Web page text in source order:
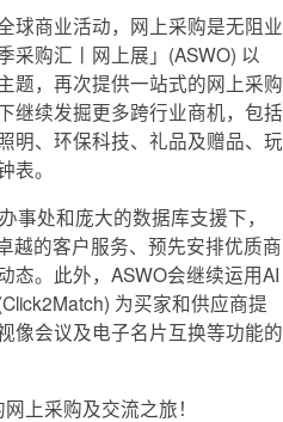
球商业活动，网上采购是无阻业
采购汇丨网上展」(ASWO) 以
题，再次提供一站式的网上采购
继续发掘更多跨行业商机，包括
明、环保科技、礼品及赠品、玩
表。
事处和庞大的数据库支援下，
越的客户服务、预先安排优质商
态。此外，ASWO会继续运用AI
为买家和供应商提
像会议及电子名片互换等功能的
上采购及交流之旅！